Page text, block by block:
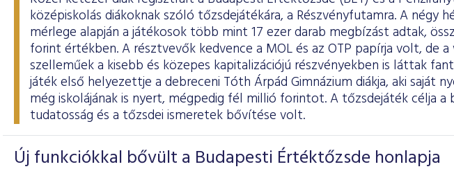
középiskolás diákoknak szóló tőzsdejátékára, a Részvényfutamra. A négy
mérlege alapján a játékosok több mint 17 ezer darab megbízást adtak,
forint értékben. A résztvevők kedvence a MOL és az OTP papírja volt, de
szelleműek a kisebb és közepes kapitalizációjú részvényekben is láttak
játék első helyezettje a debreceni Tóth Árpád Gimnázium diákja, aki saját
még iskolájának is nyert, mégpedig fél millió forintot. A tőzsdejáték célja
tudatosság és a tőzsdei ismeretek bővítése volt.
Új funkciókkal bővült a Budapesti Értéktőzsde honlapja